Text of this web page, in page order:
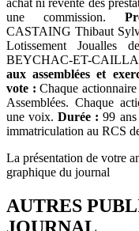
une commission.
CASTAING Thibaut
Lotissement Joualles
BEYCHAC-ET-
aux assemblées et
vote : Chaque
Assemblées. Chaque
une voix.Durée : 99
immatriculation au RCS
La présentation de votre
graphique du journal
AUTRES
JOURNAL